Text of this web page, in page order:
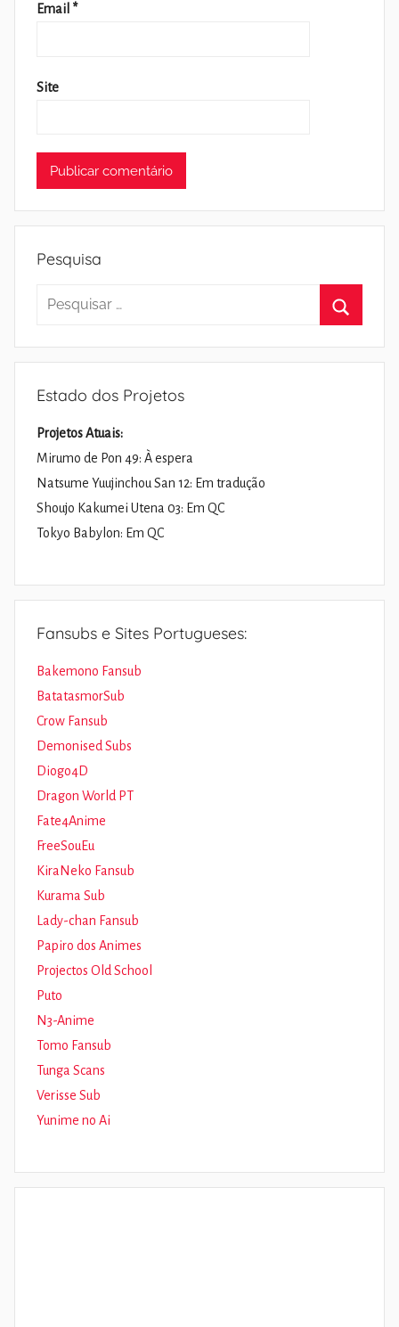
Email *
Site
Pesquisa
Pesquisar
Estado dos Projetos
Projetos Atuais:
Mirumo de Pon 49: À espera
Natsume Yuujinchou San 12: Em tradução
Shoujo Kakumei Utena 03: Em QC
Tokyo Babylon: Em QC
Fansubs e Sites Portugueses:
Bakemono Fansub
BatatasmorSub
Crow Fansub
Demonised Subs
Diogo4D
Dragon World PT
Fate4Anime
FreeSouEu
KiraNeko Fansub
Kurama Sub
Lady-chan Fansub
Papiro dos Animes
Projectos Old School
Puto
N3-Anime
Tomo Fansub
Tunga Scans
Verisse Sub
Yunime no Ai